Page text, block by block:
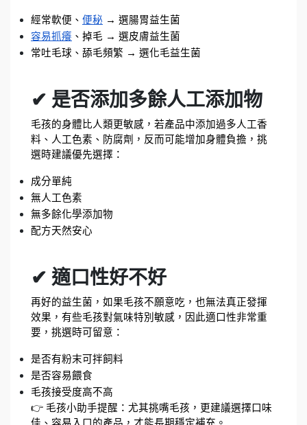
經常軟便、 便秘 → 選腸胃益生菌
容易抓癢 、掉毛 → 選皮膚益生菌
常吐毛球、舔毛頻繁 → 選化毛益生菌
✔ 是否添加多餘人工添加物
毛孩的身體比人類更敏感，若產品中添加過多人工香
料、人工色素、防腐劑，反而可能增加身體負擔，挑
選時建議優先選擇：
成分單純
無人工色素
無多餘化學添加物
配方天然安心
✔ 適口性好不好
再好的益生菌，如果毛孩不願意吃，也無法真正發揮
效果，有些毛孩對氣味特別敏感，因此適口性非常重
要，挑選時可留意：
是否有粉末可拌飼料
是否容易餵食
毛孩接受度高不高
👉 毛孩小助手提醒：尤其挑嘴毛孩，更建議選擇口味